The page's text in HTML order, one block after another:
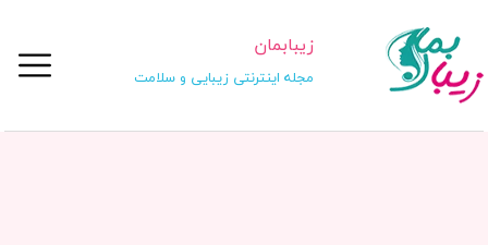
زیبابمان
مجله اینترنتی زیبایی و سلامت